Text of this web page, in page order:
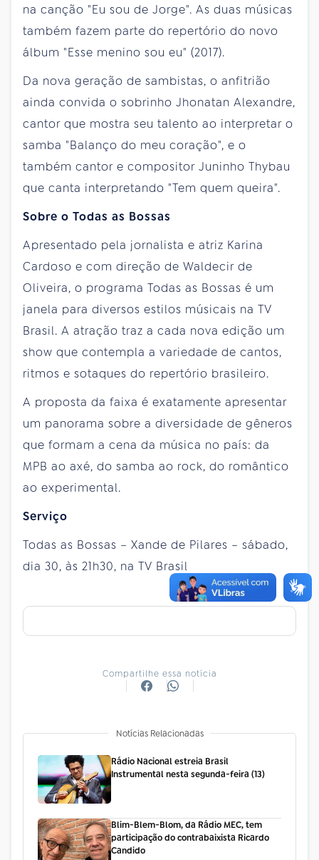
na canção "Eu sou de Jorge". As duas músicas
também fazem parte do repertório do novo
álbum "Esse menino sou eu" (2017).
Da nova geração de sambistas, o anfitrião
ainda convida o sobrinho Jhonatan Alexandre,
cantor que mostra seu talento ao interpretar o
samba "Balanço do meu coração", e o
também cantor e compositor Juninho Thybau
que canta interpretando "Tem quem queira".
Sobre o Todas as Bossas
Apresentado pela jornalista e atriz Karina
Cardoso e com direção de Waldecir de
Oliveira, o programa Todas as Bossas é um
janela para diversos estilos músicais na TV
Brasil. A atração traz a cada nova edição um
show que contempla a variedade de cantos,
ritmos e sotaques do repertório brasileiro.
A proposta da faixa é exatamente apresentar
um panorama sobre a diversidade de gêneros
que formam a cena da música no país: da
MPB ao axé, do samba ao rock, do romântico
ao experimental.
Serviço
Todas as Bossas – Xande de Pilares – sábado,
dia 30, às 21h30, na TV Brasil
Compartilhe essa notícia
Notícias Relacionadas
Rádio Nacional estreia Brasil
Instrumental nesta segunda-feira (13)
Blim-Blem-Blom, da Rádio MEC, tem
participação do contrabaixista Ricardo
Candido